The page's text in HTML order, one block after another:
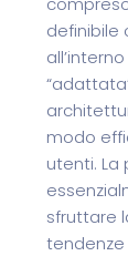
definibile
modo
utenti. La
sfruttare